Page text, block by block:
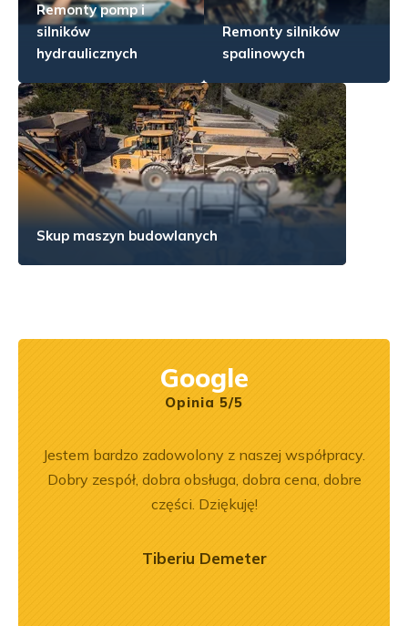
Remonty pomp i
silników
hydraulicznych
Remonty silników
spalinowych
Skup maszyn budowlanych
Google
Opinia 5/5
Jestem bardzo zadowolony z naszej współpracy.
Dobry zespół, dobra obsługa, dobra cena, dobre
części. Dziękuję!
Tiberiu Demeter